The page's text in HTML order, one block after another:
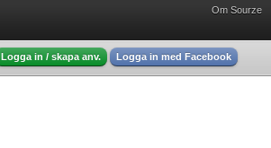
Om Sourze
Logga in / skapa anv. Logga in med Facebook